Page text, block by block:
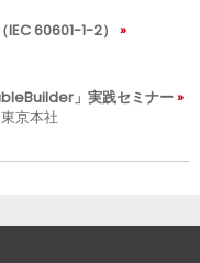
60601-1-2）
」実践セミナー
京本社